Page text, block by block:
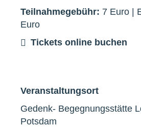
Teilnahmegebühr: 7 Euro |
Euro
Tickets online buchen
Veranstaltungsort
Gedenk- Begegnungsstätte
Potsdam